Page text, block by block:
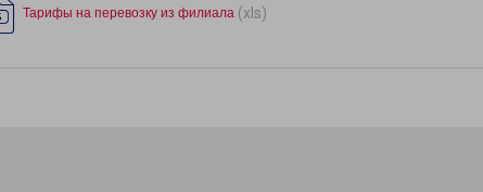
Тарифы на перевозку из филиала (xls)